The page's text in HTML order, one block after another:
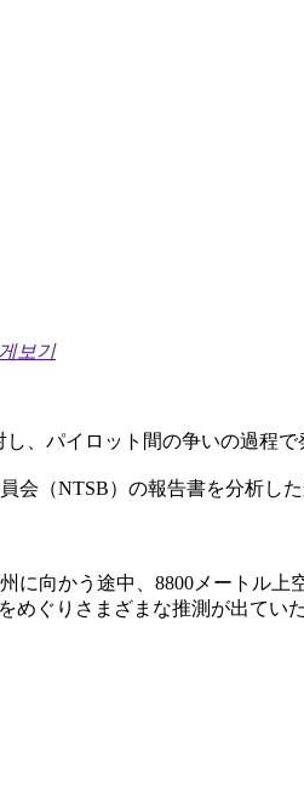
보기
、パイロット間の争いの過程で
（NTSB）の報告書を分析し
に向かう途中、8800メートル
ぐりさまざまな推測が出ていた